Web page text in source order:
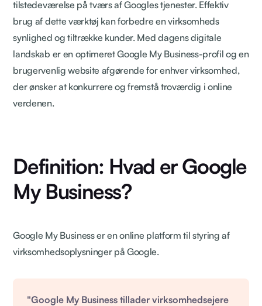
tilstedeværelse på tværs af Googles tjenester. Effektiv
brug af dette værktøj kan forbedre en virksomheds
synlighed og tiltrække kunder. Med dagens digitale
landskab er en optimeret Google My Business-profil og en
brugervenlig website afgørende for enhver virksomhed,
der ønsker at konkurrere og fremstå troværdig i online
verdenen.
Definition: Hvad er Google
My Business?
Google My Business er en online platform til styring af
virksomhedsoplysninger på Google.
"Google My Business tillader virksomhedsejere